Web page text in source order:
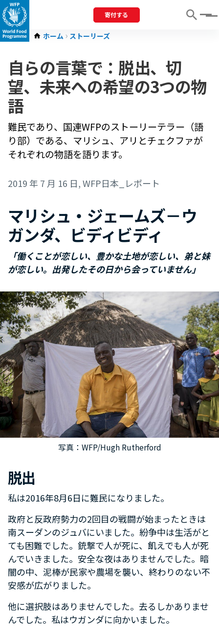
寄付する Menu
ホーム ストーリーズ
自らの言葉で：脱出、切
望、未来への希望の3つの物
語
難民であり、国連WFPのストーリーテラー（語
り部）である、マリシュ、アリとチェクファが
それぞれの物語を語ります。
2019 年 7 月 16 日, WFP日本_レポート
マリシュ・ジェームズ－ウ
ガンダ、ビディビディ
「働くことが恋しい、豊かな土地が恋しい、弟と妹
が恋しい。出発したその日から会っていません」
写真：WFP/Hugh Rutherford
脱出
私は2016年8月6日に難民になりました。
政府と反政府勢力の2回目の戦闘が始まったときは
南スーダンのジュバにいました。紛争中は生活がと
ても困難でした。銃撃で人が死に、飢えでも人が死
んでいきました。安全な夜はありませんでした。暗
闇の中、泥棒が民家や農場を襲い、終わりのない不
安感が広がりました。
他に選択肢はありませんでした。去るしかありませ
んでした。私はウガンダに向かいました。